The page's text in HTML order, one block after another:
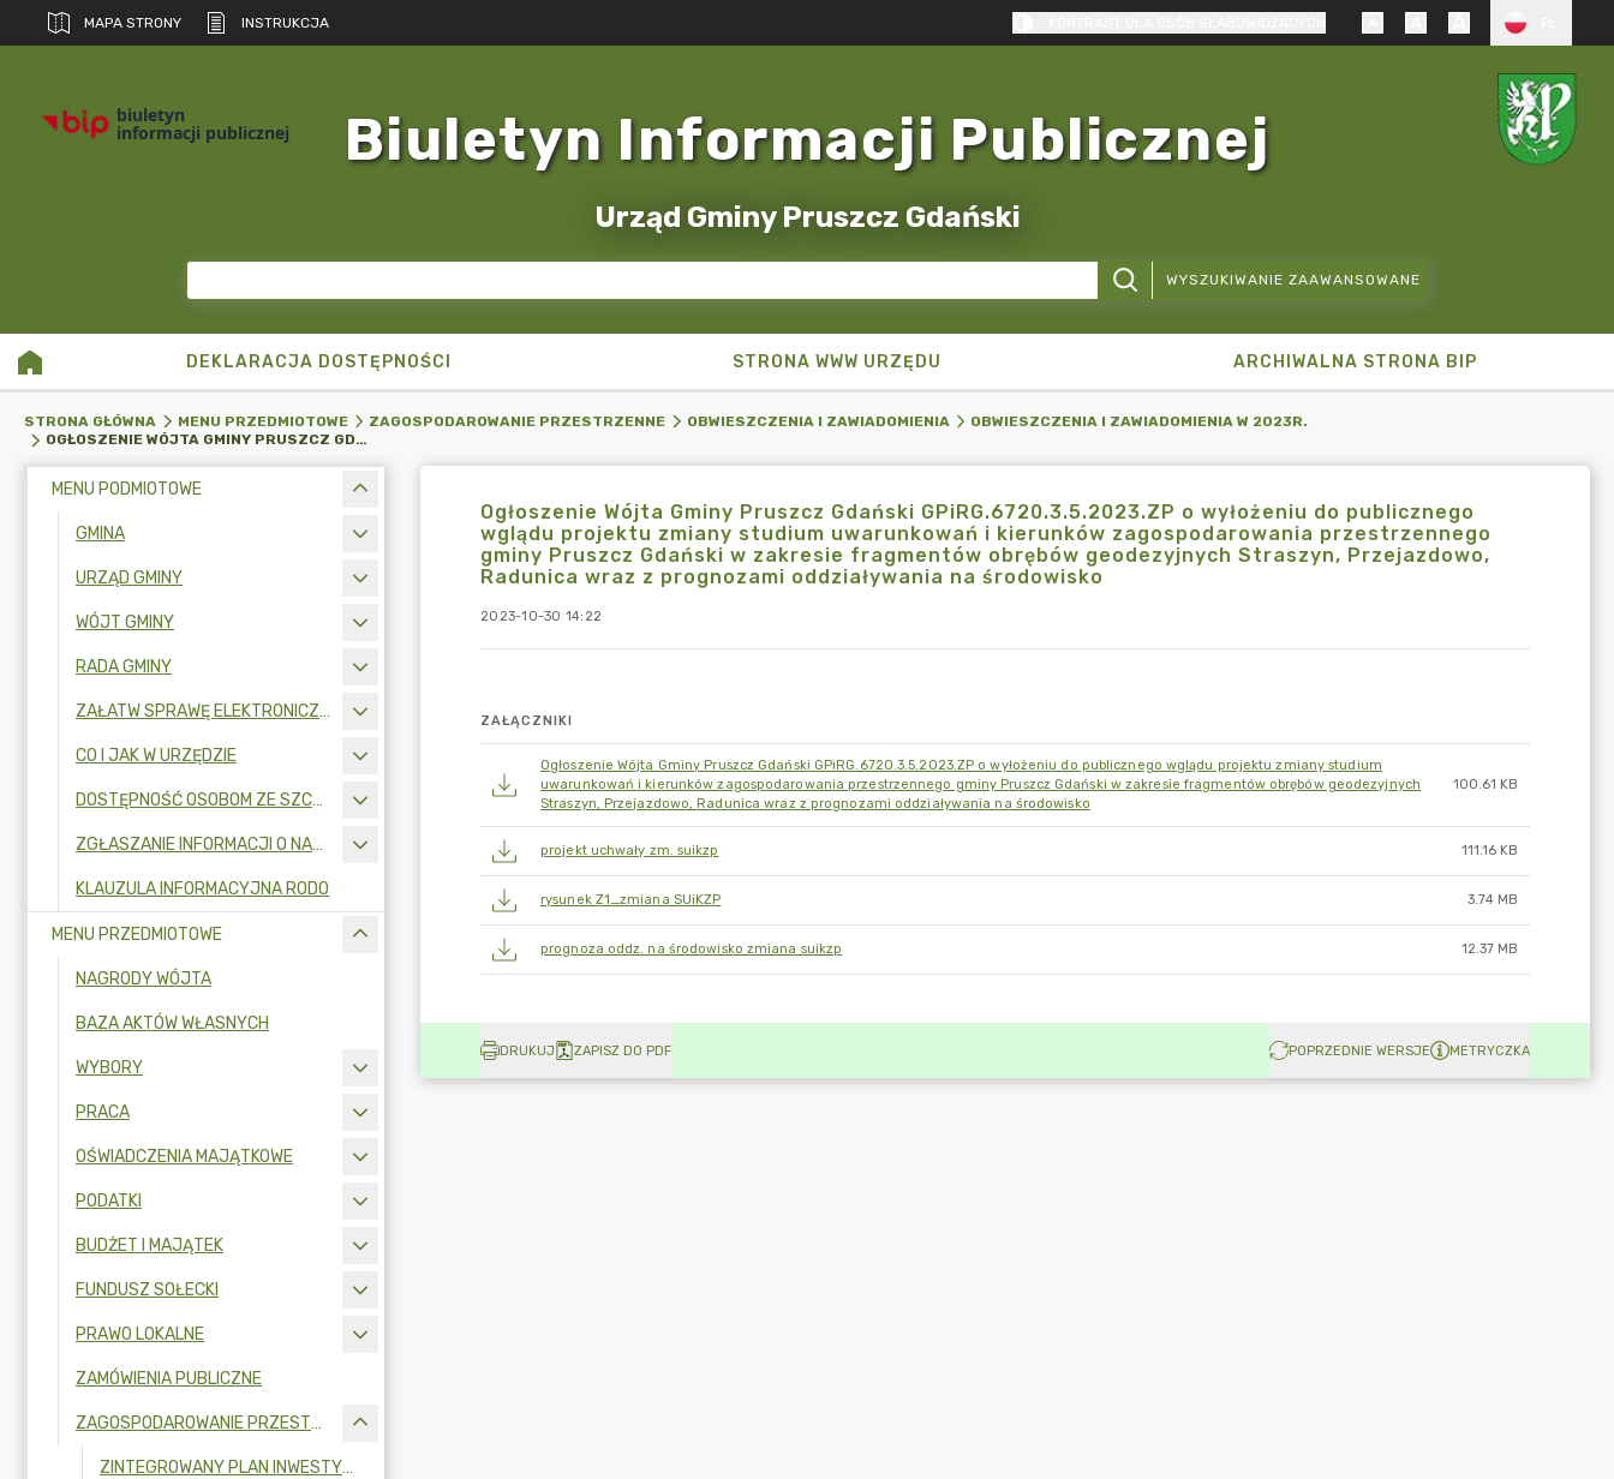
MAPA STRONY INSTRUKCJA
biuletyn
informacji publicznej Biuletyn Informacji Publicznej
Urząd Gminy Pruszcz Gdański
WYSZUKIWANIE ZAAWANSOWANE
DEKLARACJA DOSTĘPNOŚCI STRONA WWW URZĘDU ARCHIWALNA STRONA BIP
STRONA GŁÓWNA MENU PRZEDMIOTOWE ZAGOSPODAROWANIE PRZESTRZENNE OBWIESZCZENIA I ZAWIADOMIENIA
OBWIESZCZENIA I ZAWIADOMIENIA W 2023R.
OGŁOSZENIE WÓJTA GMINY PRUSZCZ GDAŃSKI GPIRG.6720.3.5.2023.ZP O WYŁOŻENIU DO PUBLICZNEGO WGLĄDU PROJEKTU ZMIANY STUDIUM UWARUNKOWAŃ I KIERUNKÓW ZAGOSPODAROWANIA PRZESTRZENNEGO GMINY PRUSZCZ GDAŃSKI W ZAKRESIE FRAGMENTÓW OBRĘBÓW GEODEZYJNYCH STRASZYN, PRZEJAZDOWO, RADUNICA WRAZ Z PROGNOZAMI ODDZIAŁYWANIA NA ŚRODOWISKO
MENU PODMIOTOWE
GMINA
URZĄD GMINY
WÓJT GMINY
RADA GMINY
ZAŁATW SPRAWĘ ELEKTRONICZNIE
CO I JAK W URZĘDZIE
DOSTĘPNOŚĆ OSOBOM ZE SZCZEGÓLNYMI POTRZEBAMI
ZGŁASZANIE INFORMACJI O NARUSZENIU PRAWA I OCHRONA SYGNALISTÓW
KLAUZULA INFORMACYJNA RODO
MENU PRZEDMIOTOWE
NAGRODY WÓJTA
BAZA AKTÓW WŁASNYCH
WYBORY
PRACA
OŚWIADCZENIA MAJĄTKOWE
PODATKI
BUDŻET I MAJĄTEK
FUNDUSZ SOŁECKI
PRAWO LOKALNE
ZAMÓWIENIA PUBLICZNE
ZAGOSPODAROWANIE PRZESTRZENNE
ZINTEGROWANY PLAN INWESTYCYJNY
Ogłoszenie Wójta Gminy Pruszcz Gdański GPiRG.6720.3.5.2023.ZP o wyłożeniu do publicznego
wglądu projektu zmiany studium uwarunkowań i kierunków zagospodarowania przestrzennego
gminy Pruszcz Gdański w zakresie fragmentów obrębów geodezyjnych Straszyn, Przejazdowo,
Radunica wraz z prognozami oddziaływania na środowisko
2023-10-30 14:22
ZAŁĄCZNIKI
Ogłoszenie Wójta Gminy Pruszcz Gdański GPiRG.6720.3.5.2023.ZP o wyłożeniu do publicznego wglądu projektu zmiany studium
uwarunkowań i kierunków zagospodarowania przestrzennego gminy Pruszcz Gdański w zakresie fragmentów obrębów geodezyjnych
Straszyn, Przejazdowo, Radunica wraz z prognozami oddziaływania na środowisko
100.61 KB
projekt uchwały zm. suikzp 111.16 KB
rysunek Z1_zmiana SUiKZP 3.74 MB
prognoza oddz. na środowisko zmiana suikzp 12.37 MB
DRUKUJ ZAPISZ DO PDF POPRZEDNIE WERSJE METRYCZKA